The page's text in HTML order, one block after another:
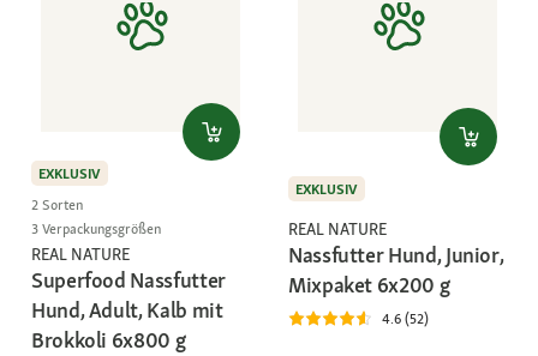
EXKLUSIV
2 Sorten
3 Verpackungsgrößen
REAL NATURE
Superfood Nassfutter
Hund, Adult, Kalb mit
Brokkoli 6x800 g
EXKLUSIV
REAL NATURE
Nassfutter Hund, Junior,
Mixpaket 6x200 g
4.6 (52)